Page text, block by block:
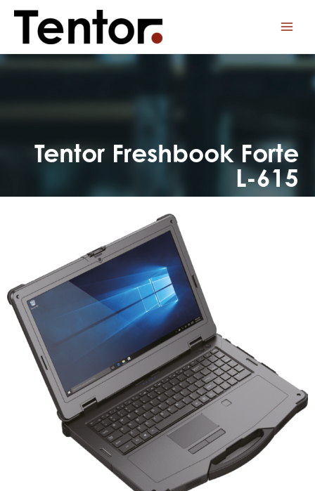
Tentor Freshbook Forte
L-615